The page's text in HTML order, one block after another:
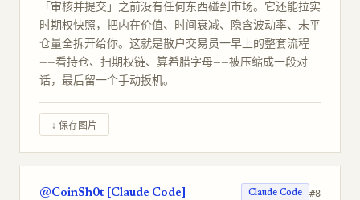
「审核并提交」之前没有任何东西碰到市场。它还能拉实
时期权快照，把内在价值、时间衰减、隐含波动率、未平
仓量全拆开给你。这就是散户交易员一早上的整套流程
——看持仓、扫期权链、算希腊字母——被压缩成一段对
话，最后留一个手动扳机。
↓ 保存图片
@CoinSh0t [Claude Code] Claude Code #8